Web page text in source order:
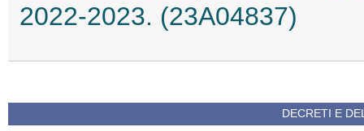
2022-2023. (23A04837)
DECRETI E